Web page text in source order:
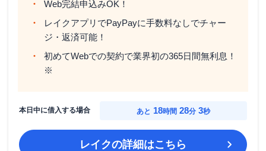
Web完結申込みOK！
レイクアプリでPayPayに手数料なしでチャー
ジ・返済可能！
初めてWebでの契約で業界初の365日間無利息！
※
本日中に借入する場合 あと 18時間 28分 2秒
レイクの詳細はこちら